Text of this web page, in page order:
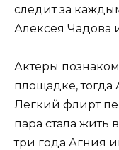
следит за
Алексея Чадова
Актеры
площадке, тогда
Легкий флирт
пара стала жить
три года Агния